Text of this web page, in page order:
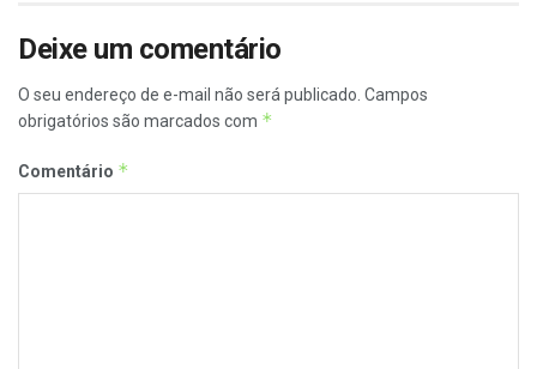
Deixe um comentário
O seu endereço de e-mail não será publicado. Campos
obrigatórios são marcados com *
Comentário *